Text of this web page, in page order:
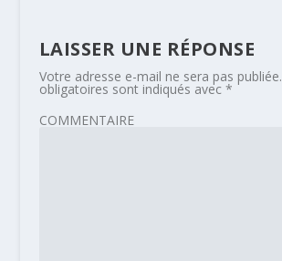
LAISSER UNE RÉPONSE
Votre adresse e-mail ne sera pas publiée.
obligatoires sont indiqués avec *
COMMENTAIRE